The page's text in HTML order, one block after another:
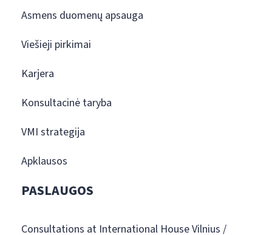
Asmens duomenų apsauga
Viešieji pirkimai
Karjera
Konsultacinė taryba
VMI strategija
Apklausos
PASLAUGOS
Consultations at International House Vilnius /